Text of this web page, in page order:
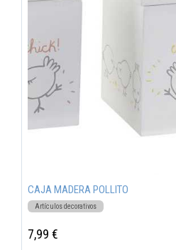
CAJA MADERA POLLITO
Artículos decorativos
7,99 €